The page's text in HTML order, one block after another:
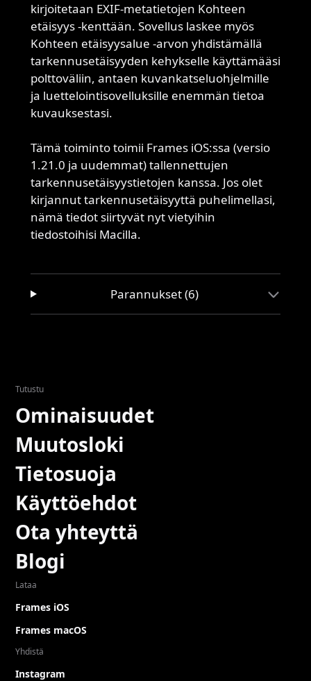
kirjoitetaan EXIF-metatietojen Kohteen
etäisyys -kenttään. Sovellus laskee myös
Kohteen etäisyysalue -arvon yhdistämällä
tarkennusetäisyyden kehykselle käyttämääsi
polttoväliin, antaen kuvankatseluohjelmille
ja luettelointisovelluksille enemmän tietoa
kuvauksestasi.
Tämä toiminto toimii Frames iOS:ssa (versio
1.21.0 ja uudemmat) tallennettujen
tarkennusetäisyystietojen kanssa. Jos olet
kirjannut tarkennusetäisyyttä puhelimellasi,
nämä tiedot siirtyvät nyt vietyihin
tiedostoihisi Macilla.
Parannukset (6)
Tutustu
Ominaisuudet
Muutosloki
Tietosuoja
Käyttöehdot
Ota yhteyttä
Blogi
Lataa
Frames iOS
Frames macOS
Yhdistä
Instagram